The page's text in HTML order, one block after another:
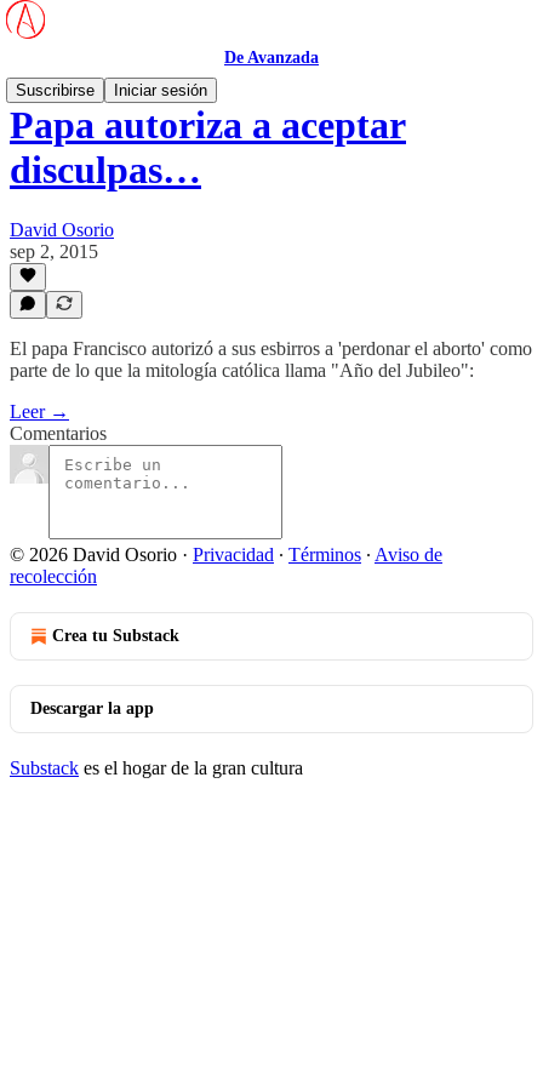
De Avanzada
Suscribirse
Iniciar sesión
Papa autoriza a aceptar
disculpas…
David Osorio
sep 2, 2015
El papa Francisco autorizó a sus esbirros a 'perdonar el aborto' como
parte de lo que la mitología católica llama "Año del Jubileo":
Leer →
Comentarios
© 2026 David Osorio · Privacidad ∙ Términos ∙ Aviso de
recolección
Crea tu Substack
Descargar la app
Substack es el hogar de la gran cultura